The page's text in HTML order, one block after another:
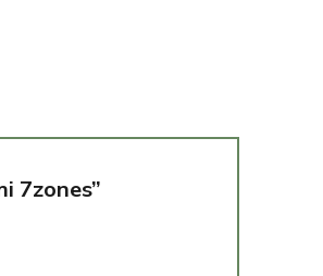
7zones”